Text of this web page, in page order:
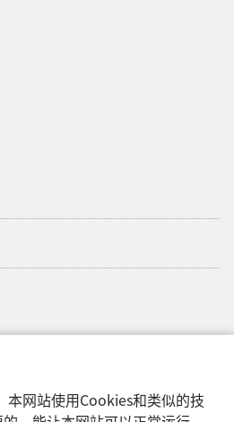
本网站使用Cookies和类似的技